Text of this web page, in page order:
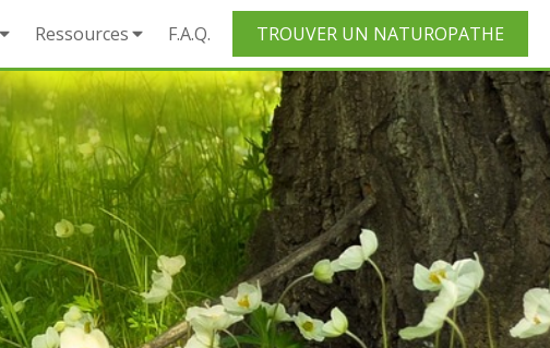
Ressources F.A.Q. TROUVER UN NATUROPATHE